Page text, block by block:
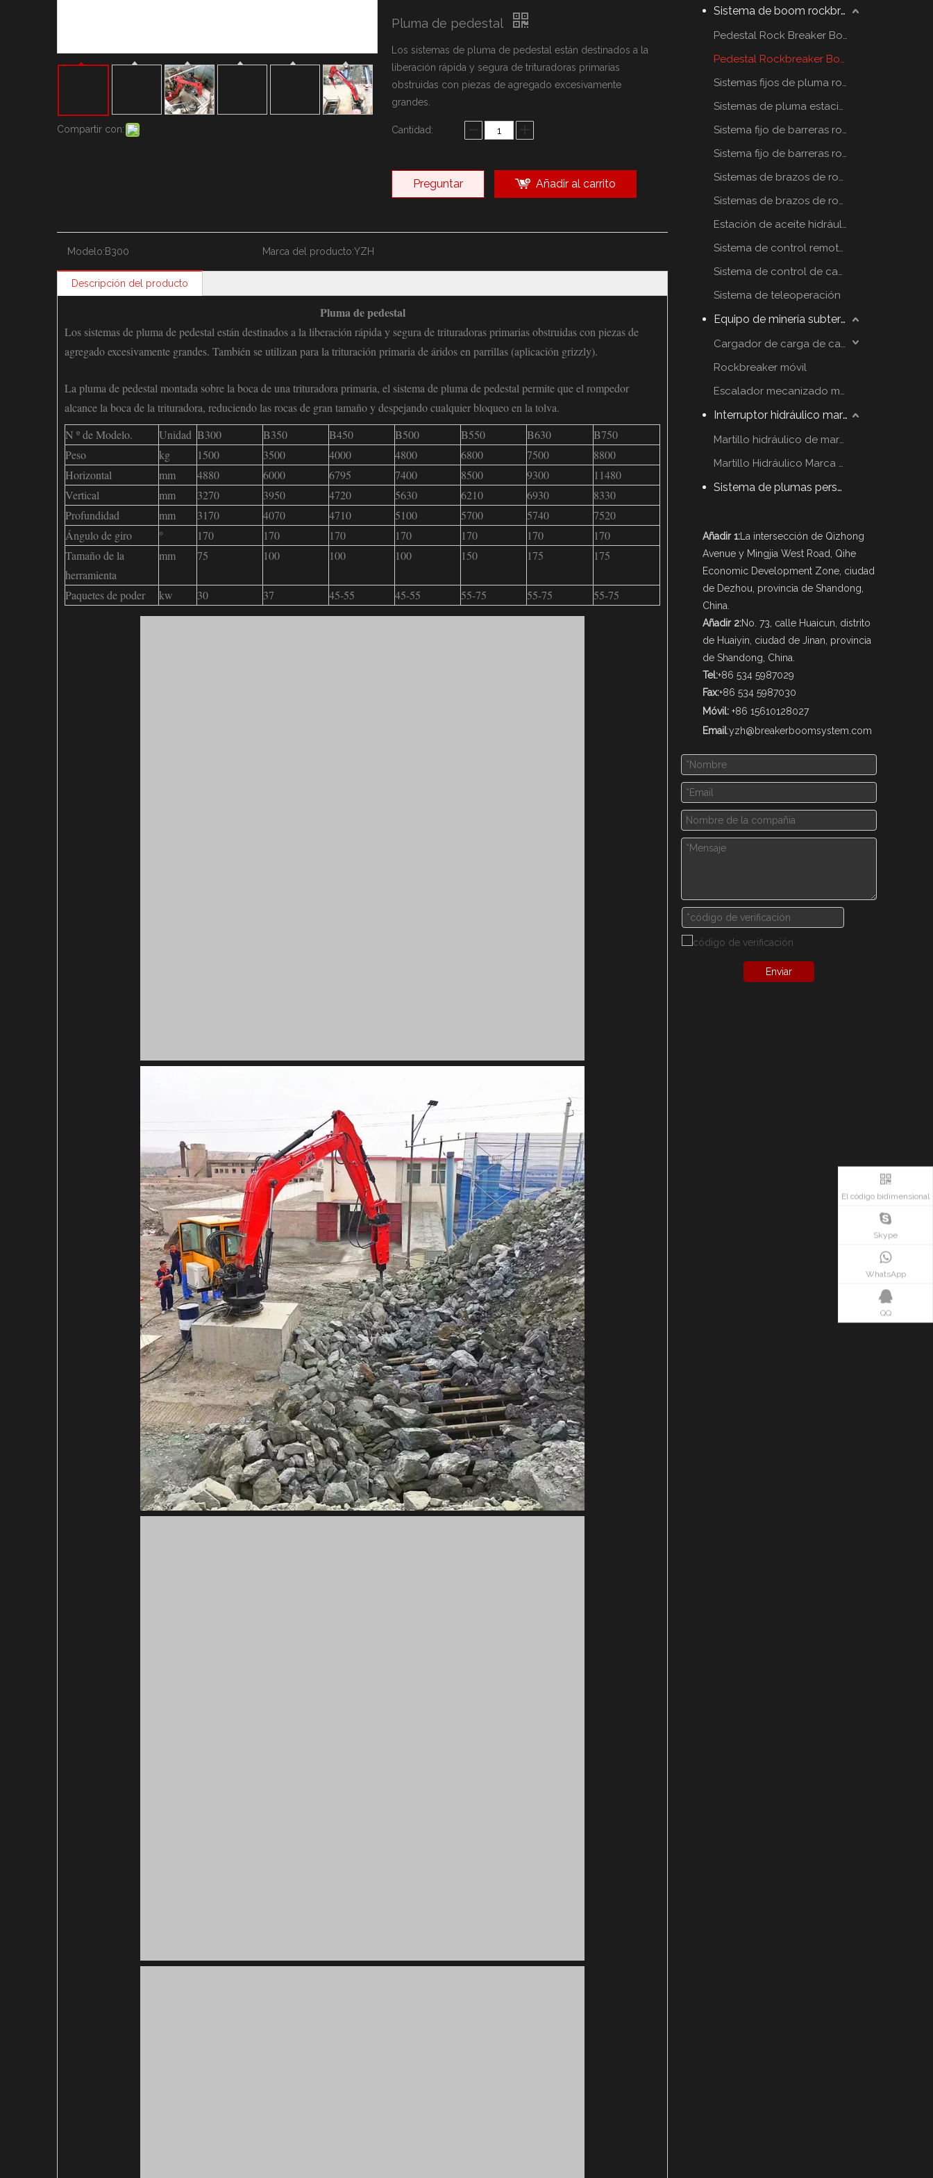
Compartir con:
Pluma de pedestal
Los sistemas de pluma de pedestal están destinados a la
liberación rápida y segura de trituradoras primarias
obstruidas con piezas de agregado excesivamente
grandes.
Cantidad:
Preguntar Añadir al carrito
Modelo:B300 Marca del producto:YZH
Descripción del producto
Pluma de pedestal
Los sistemas de pluma de pedestal están destinados a la liberación rápida y segura de trituradoras primarias obstruidas con piezas de
agregado excesivamente grandes. También se utilizan para la trituración primaria de áridos en parrillas (aplicación grizzly).
La pluma de pedestal montada sobre la boca de una trituradora primaria, el sistema de pluma de pedestal permite que el rompedor
alcance la boca de la trituradora, reduciendo las rocas de gran tamaño y despejando cualquier bloqueo en la tolva.
N º de Modelo.
Unidad B300 B350 B450 B500 B550 B630
B750
Peso
kg 1500 3500 4000 4800 6800 7500
8800
Horizontal
mm 4880 6000 6795 7400 8500 9300
11480
Vertical
mm 3270 3950 4720 5630 6210 6930
8330
Profundidad
mm 3170 4070 4710 5100 5700 5740
7520
Ángulo de giro
° 170 170 170 170 170 170
170
Tamaño de la
herramienta
mm 75 100 100 100 150 175 175
Paquetes de poder kw 30 37 45-55 45-55 55-75 55-75 55-75
Sistema de boom rockbreaker
Pedestal Rock Breaker Boom System
Pedestal Rockbreaker Boom System
Sistemas fijos de pluma rompe rocas
Sistemas de pluma estacionaria rompe rocas
Sistema fijo de barreras rompe rocas
Sistema fijo de barreras rompe rocas
Sistemas de brazos de rompe rocas estáticos
Sistemas de brazos de rompe rocas estáticos
Estación de aceite hidráulico
Sistema de control remoto por radio
Sistema de control de cabina
Sistema de teleoperación
Equipo de minería subterráneo
Cargador de carga de carga
Rockbreaker móvil
Escalador mecanizado móvil
Interruptor hidráulico martillo
Martillo hidráulico de marca YZH
Martillo Hidráulico Marca Rammer
Sistema de plumas personalizadas
Añadir 1: La intersección de Qizhong
Avenue y Mingjia West Road, Qihe
Economic Development Zone, ciudad
de Dezhou, provincia de Shandong,
China.
Añadir 2:No. 73, calle Huaicun, distrito
de Huaiyin, ciudad de Jinan, provincia
de Shandong, China.
Tel:+86 534 5987029
Fax:+86 534 5987030
Móvil: +86 15610128027
Email:yzh@breakerboomsystem.com
Enviar
El código bidimensional
Skype
WhatsApp
QQ